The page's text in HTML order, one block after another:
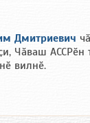
Дмитриевич
Чӑваш АССРӗн
вилнӗ.